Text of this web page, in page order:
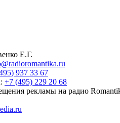
Е.Г.
937 33 67
+7 (495) 229 20 68
рекламы на радио